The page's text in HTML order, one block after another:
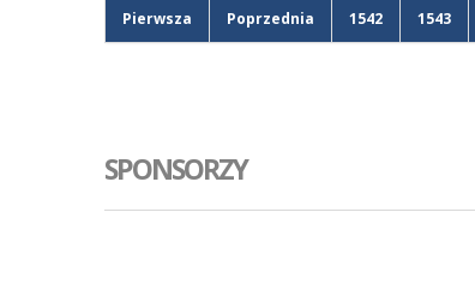
Pierwsza Poprzednia 1542 1543
SPONSORZY